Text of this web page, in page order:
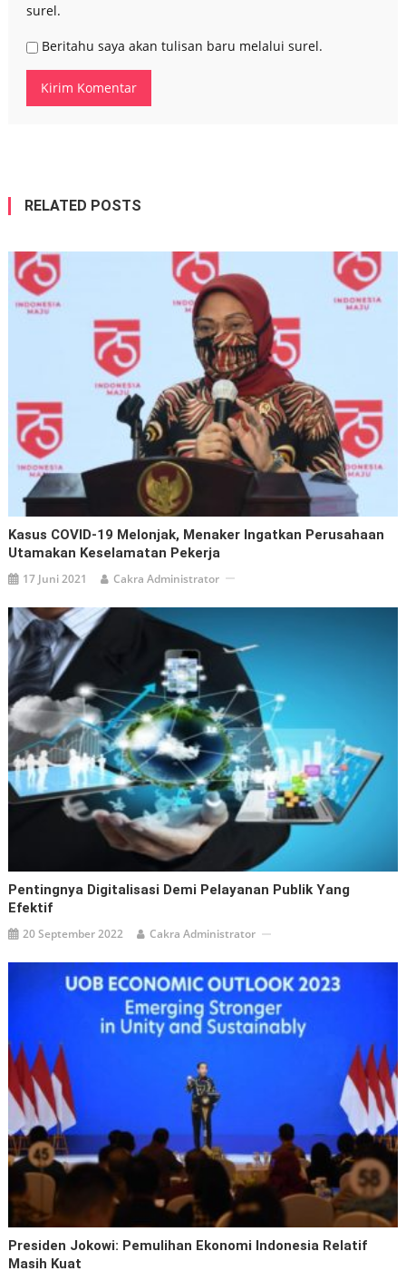
surel.
Beritahu saya akan tulisan baru melalui surel.
RELATED POSTS
Kasus COVID-19 Melonjak, Menaker Ingatkan Perusahaan
Utamakan Keselamatan Pekerja
17 Juni 2021 Cakra Administrator
Pentingnya Digitalisasi Demi Pelayanan Publik Yang
Efektif
20 September 2022 Cakra Administrator
Presiden Jokowi: Pemulihan Ekonomi Indonesia Relatif
Masih Kuat